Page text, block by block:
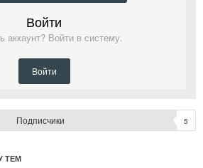
Войти
аккаунт? Войти в систему.
Войти
Подписчики 5
ТЕМ